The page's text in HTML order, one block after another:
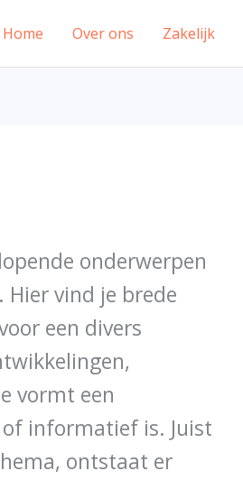
Home Over ons Zakelijk
onderwerpen
Hier vind je brede
een divers
vormt een
informatief is. Juist
ontstaat er